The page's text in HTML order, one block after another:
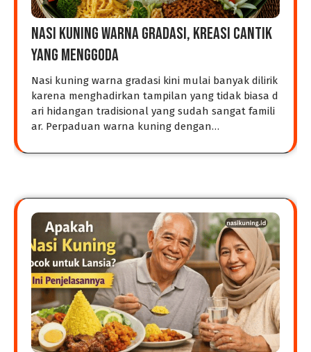
Nasi Kuning Warna Gradasi, Kreasi Cantik
yang Menggoda
Nasi kuning warna gradasi kini mulai banyak dilirik
karena menghadirkan tampilan yang tidak biasa d
ari hidangan tradisional yang sudah sangat famili
ar. Perpaduan warna kuning dengan…